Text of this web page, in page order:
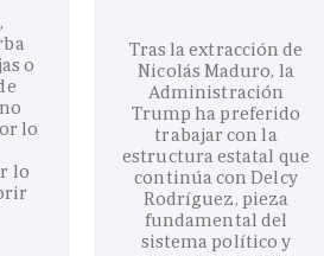
o
lo
lo
Tras la extracción de
Nicolás Maduro, la
Administración
Trump ha preferido
trabajar con la
estructura estatal que
continúa con Delcy
Rodríguez, pieza
fundamental del
sistema político y